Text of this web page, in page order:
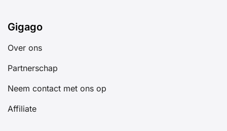
Gigago
Over ons
Partnerschap
Neem contact met ons op
Affiliate